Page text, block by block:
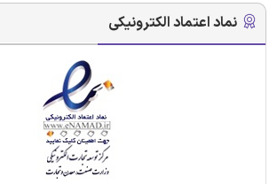
نماد اعتماد الکترونیکی